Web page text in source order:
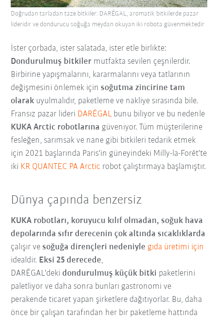
İster çorbada, ister salatada, ister etle birlikte:
Dondurulmuş bitkiler mutfakta sevilen çeşnilerdir.
Birbirine yapışmalarını, kararmalarını veya tatlarının
değişmesini önlemek içinsoğutma zincirine tam
olarak uyulmalıdır, paketleme ve nakliye sırasında bile.
Fransız pazar lideri DARÉGAL bunu biliyor ve bu nedenle
KUKA Arctic robotlarına güveniyor. Tüm müşterilerine
fesleğen, sarımsak ve nane gibi bitkileri tedarik etmek
için 2021 başlarında Paris'in güneyindeki Milly-la-Forêt'te
iki KR QUANTEC PA Arctic robot çalıştırmaya başlamıştır.
Doğrudan tarladan taze bitkiler: DARÉGAL, aromatik bitkilerde pazar
lideridir ve dondurucu soğuğa meydan okuyan iki robota güvenmektedir
Dünya çapında benzersiz
KUKA robotları, koruyucu kılıf olmadan, soğuk hava
depolarında sıfır derecenin çok altında sıcaklıklarda
çalışır vesoğuğa dirençleri nedeniyle gıda üretimi için
idealdir. Eksi 25 derecede,
DARÉGAL'dekidondurulmuş küçük bitki paketlerini
paletliyor ve daha sonra bunları gastronomi ve
perakende ticaret yapan şirketlere dağıtıyorlar. Bu, daha
önce bir çalışan tarafından her bir paketleme hattında